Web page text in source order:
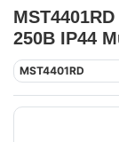
250В IP44
MST4401RD